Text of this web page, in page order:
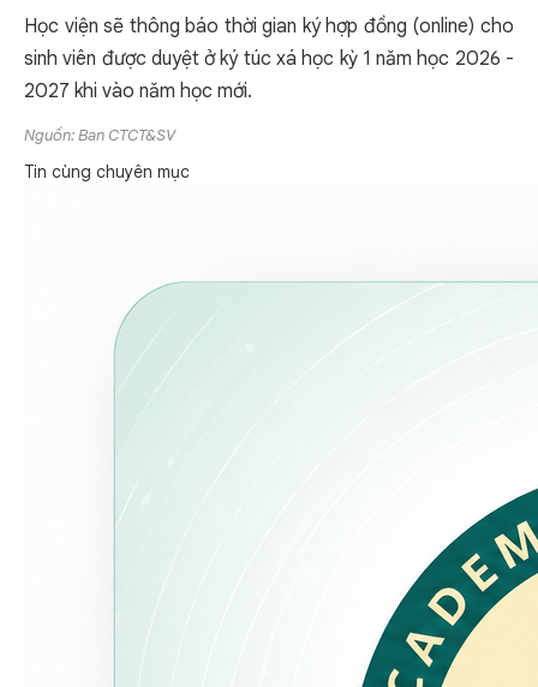
Học viện sẽ thông báo thời gian ký hợp đồng (online) cho
sinh viên được duyệt ở ký túc xá học kỳ 1 năm học 2026 -
2027 khi vào năm học mới.
Nguồn: Ban CTCT&SV
Tin cùng chuyên mục